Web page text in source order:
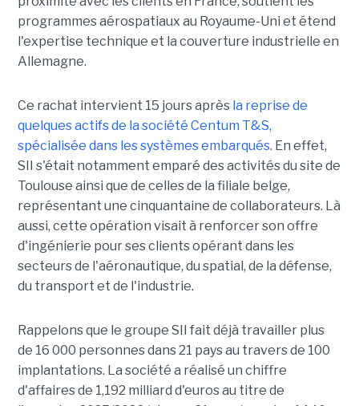
programmes aérospatiaux au Royaume-Uni et étend
l'expertise technique et la couverture industrielle en
Allemagne.
Ce rachat intervient 15 jours après la reprise de
quelques actifs de la société Centum T&S,
spécialisée dans les systèmes embarqués. En effet,
SII s'était notamment emparé des activités du site de
Toulouse ainsi que de celles de la filiale belge,
représentant une cinquantaine de collaborateurs. Là
aussi, cette opération visait à renforcer son offre
d'ingénierie pour ses clients opérant dans les
secteurs de l'aéronautique, du spatial, de la défense,
du transport et de l'industrie.
Rappelons que le groupe SII fait déjà travailler plus
de 16 000 personnes dans 21 pays au travers de 100
implantations. La société a réalisé un chiffre
d'affaires de 1,192 milliard d'euros au titre de